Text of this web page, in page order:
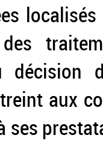
décision
aux
ses